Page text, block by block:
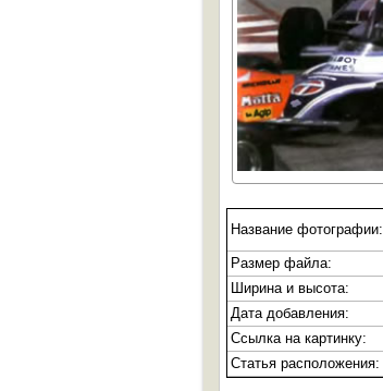
Название фотографии:
Размер файла:
Ширина и высота:
Дата добавления:
Ссылка на картинку:
Статья расположения: